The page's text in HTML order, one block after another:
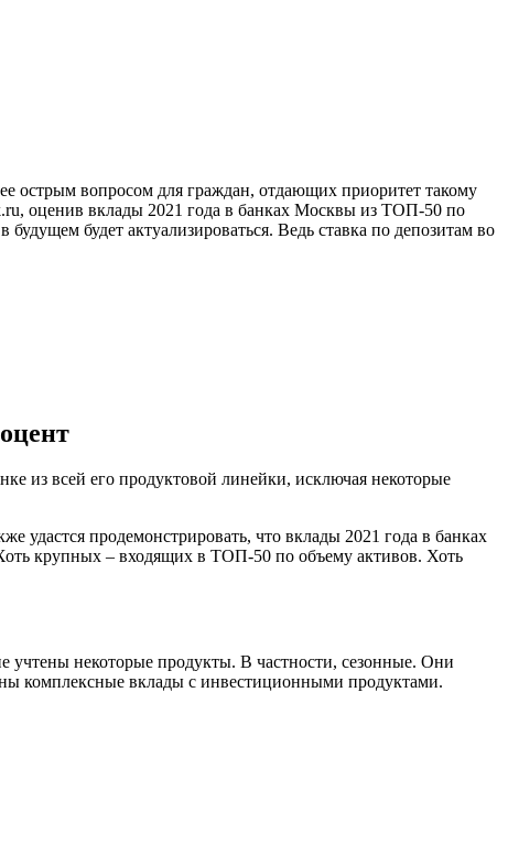
острым вопросом для граждан, отдающих приоритет такому
оценив вклады 2021 года в банках Москвы из ТОП-50 по
будет актуализироваться. Ведь ставка по депозитам во
из всей его продуктовой линейки, исключая некоторые
удастся продемонстрировать, что вклады 2021 года в банках
крупных – входящих в ТОП-50 по объему активов. Хоть
учтены некоторые продукты. В частности, сезонные. Они
комплексные вклады с инвестиционными продуктами.